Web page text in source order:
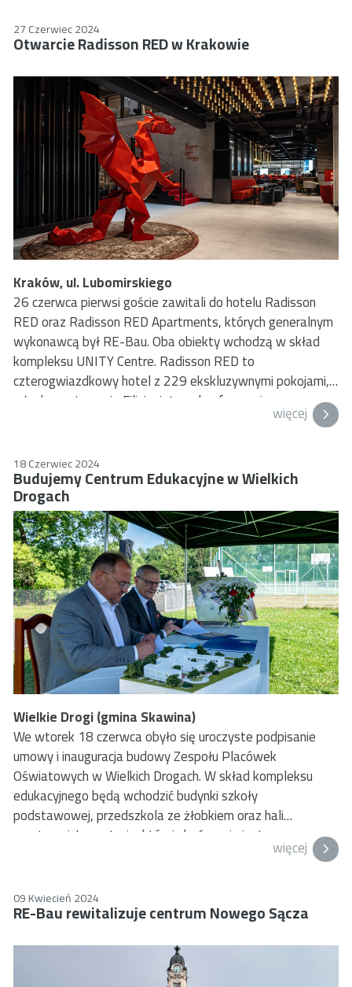
rozbiórkowych oraz wykonanie robót budowlanych
Budynku Centrum Obsługi Studenta UEK.
27 Czerwiec 2024
Otwarcie Radisson RED w Krakowie
Kraków, ul. Lubomirskiego
26 czerwca pierwsi goście zawitali do hotelu Radisson
RED oraz Radisson RED Apartments, których generalnym
wykonawcą był RE-Bau. Oba obiekty wchodzą w skład
kompleksu UNITY Centre. Radisson RED to
czterogwiazdkowy hotel z 229 ekskluzywnymi pokojami,
włoską restauracją Filini, piętrem konferencyjnym oraz
więcej
18 Czerwiec 2024
Budujemy Centrum Edukacyjne w Wielkich
Drogach
Wielkie Drogi (gmina Skawina)
We wtorek 18 czerwca obyło się uroczyste podpisanie
umowy i inauguracja budowy Zespołu Placówek
Oświatowych w Wielkich Drogach. W skład kompleksu
edukacyjnego będą wchodzić budynki szkoły
podstawowej, przedszkola ze żłobkiem oraz hali
sportowej. Inwestycja, której ukończenie jest
Skawina.
więcej
09 Kwiecień 2024
RE-Bau rewitalizuje centrum Nowego Sącza